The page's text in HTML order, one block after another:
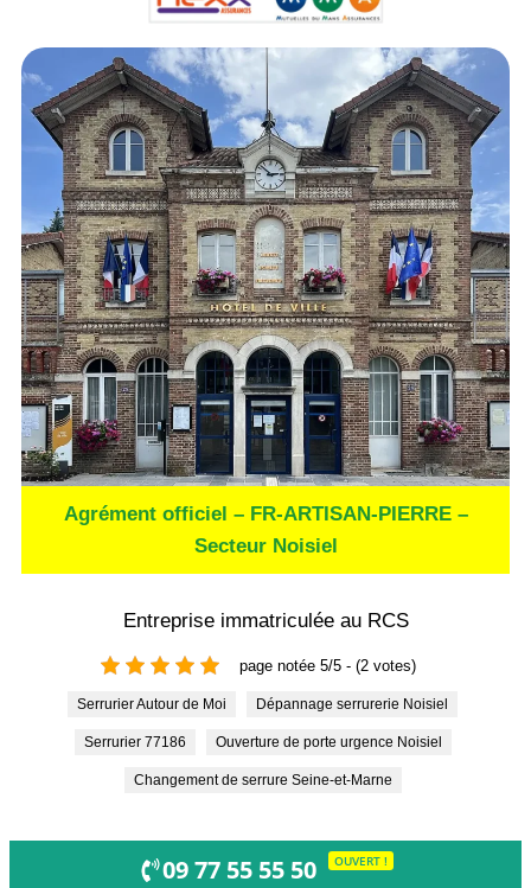
Agrément officiel – FR-ARTISAN-PIERRE –
Secteur Noisiel
Entreprise immatriculée au RCS
page notée 5/5 - (2 votes)
Serrurier Autour de Moi Dépannage serrurerie Noisiel
Serrurier 77186 Ouverture de porte urgence Noisiel
Changement de serrure Seine-et-Marne
09 77 55 55 50 OUVERT !